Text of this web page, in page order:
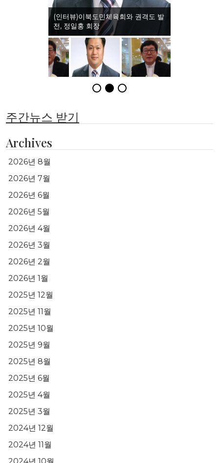
(인터뷰)이북도민체육회와 권격도 발
전, 정일홍 회장
주간뉴스 받기
Archives
2026년 8월
2026년 7월
2026년 6월
2026년 5월
2026년 4월
2026년 3월
2026년 2월
2026년 1월
2025년 12월
2025년 11월
2025년 10월
2025년 9월
2025년 8월
2025년 6월
2025년 4월
2025년 3월
2024년 12월
2024년 11월
2024년 10월